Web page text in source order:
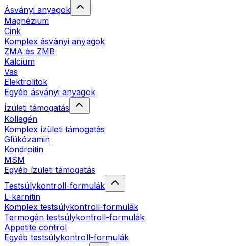
Ásványi anyagok
Magnézium
Cink
Komplex ásványi anyagok
ZMA és ZMB
Kalcium
Vas
Elektrolitok
Egyéb ásványi anyagok
Ízületi támogatás
Kollagén
Komplex ízületi támogatás
Glükózamin
Kondroitin
MSM
Egyéb ízületi támogatás
Testsúlykontroll-formulák
L-karnitin
Komplex testsúlykontroll-formulák
Termogén testsúlykontroll-formulák
Appetite control
Egyéb testsúlykontroll-formulák